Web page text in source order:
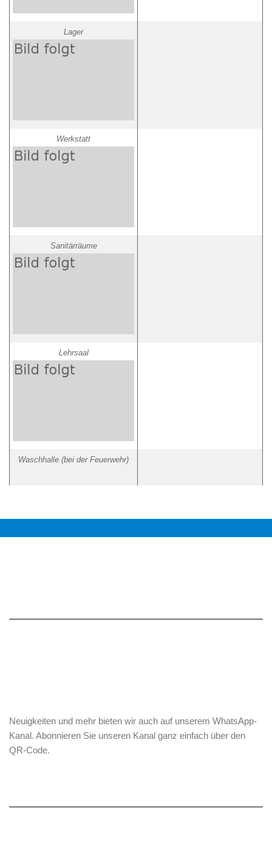
Lager
Werkstatt
Sanitärräume
Lehrsaal
Waschhalle (bei der Feuerwehr)
Neuigkeiten und mehr bieten wir auch auf unserem WhatsApp-
Kanal. Abonnieren Sie unseren Kanal ganz einfach über den
QR-Code.